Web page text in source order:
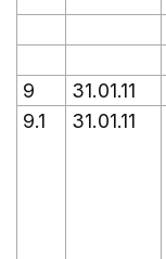
9
31.01.11
9.1
31.01.11